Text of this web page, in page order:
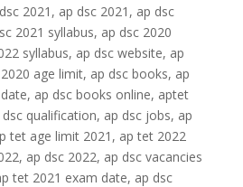
2021, ap dsc 2021, ap dsc
2021 syllabus, ap dsc 2020
syllabus, ap dsc website, ap
age limit, ap dsc books, ap
ap dsc books online, aptet
qualification, ap dsc jobs, ap
tet age limit 2021, ap tet 2022
ap dsc 2022, ap dsc vacancies
tet 2021 exam date, ap dsc